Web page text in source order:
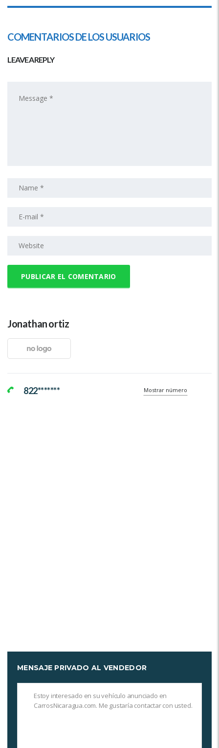
COMENTARIOS DE LOS USUARIOS
LEAVE A REPLY
Jonathan ortiz
822******* Mostrar número
MENSAJE PRIVADO AL VENDEDOR